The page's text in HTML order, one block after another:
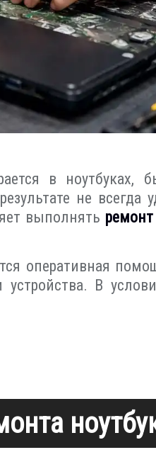
в
не
выполнять
оперативная
В